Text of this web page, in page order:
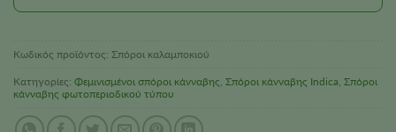
Κωδικός προϊόντος: Σπόροι καλαμποκιού
Κατηγορίες: Φεμινισμένοι σπόροι κάνναβης Σπόροι κάνναβης Indica Σπόροι
κάνναβης φωτοπεριοδικού τύπου